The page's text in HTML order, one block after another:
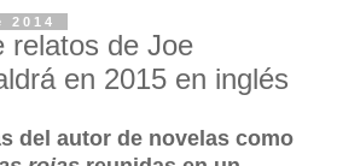
2014
relatos de Joe
en 2015 en inglés
del autor de novelas como